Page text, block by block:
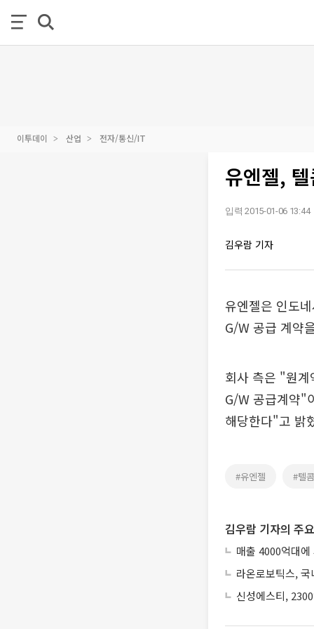
이투데이 산업 전자/통신/IT
유엔젤,
입력 2015-01-06 13:44
김우람 기자
유엔젤은 인도
G/W 공급 계약
회사 측은 "원
G/W 공급계약"
해당한다"고 밝
#유엔젤 #텔
김우람 기자의 주
매출 4000억대
라온로보틱스, 국
신성에스티,